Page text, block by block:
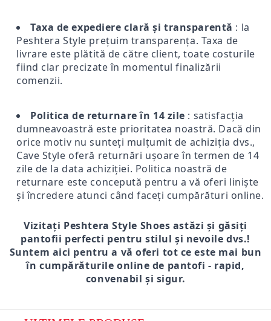
Taxa de expediere clară și transparentă : la
Peshtera Style prețuim transparența. Taxa de
livrare este plătită de către client, toate costurile
fiind clar precizate în momentul finalizării
comenzii.
Politica de returnare în 14 zile : satisfacția
dumneavoastră este prioritatea noastră. Dacă din
orice motiv nu sunteți mulțumit de achiziția dvs.,
Cave Style oferă returnări ușoare în termen de 14
zile de la data achiziției. Politica noastră de
returnare este concepută pentru a vă oferi liniște
și încredere atunci când faceți cumpărături online.
Vizitați Peshtera Style Shoes astăzi și găsiți
pantofii perfecti pentru stilul și nevoile dvs.!
Suntem aici pentru a vă oferi tot ce este mai bun
în cumpărăturile online de pantofi - rapid,
convenabil și sigur.